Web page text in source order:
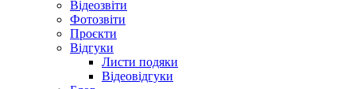
Відеозвіти
Фотозвіти
Проєкти
Відгуки
Листи подяки
Відеовідгуки